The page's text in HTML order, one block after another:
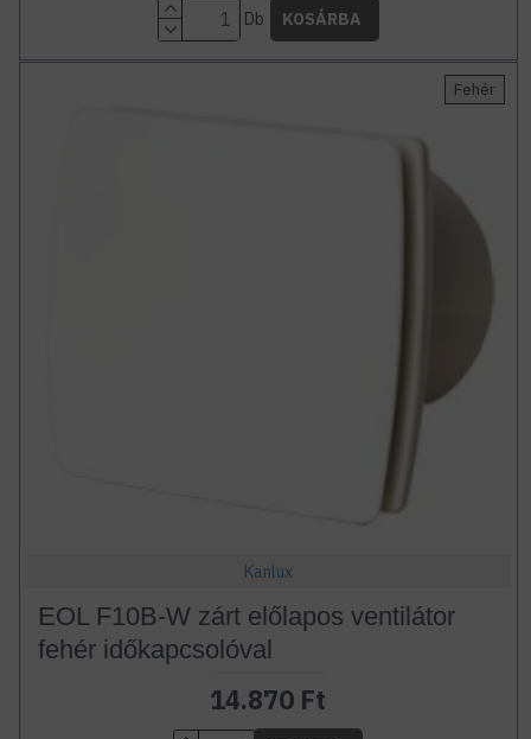
Db KOSÁRBA
Fehér
Kanlux
EOL F10B-W zárt előlapos ventilátor
fehér időkapcsolóval
14.870 Ft